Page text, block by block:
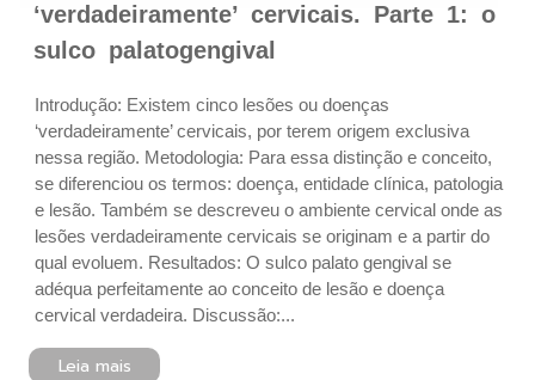
‘verdadeiramente’ cervicais. Parte 1: o
sulco palatogengival
Introdução: Existem cinco lesões ou doenças
‘verdadeiramente’ cervicais, por terem origem exclusiva
nessa região. Metodologia: Para essa distinção e conceito,
se diferenciou os termos: doença, entidade clínica, patologia
e lesão. Também se descreveu o ambiente cervical onde as
lesões verdadeiramente cervicais se originam e a partir do
qual evoluem. Resultados: O sulco palato gengival se
adéqua perfeitamente ao conceito de lesão e doença
cervical verdadeira. Discussão:...
Leia mais